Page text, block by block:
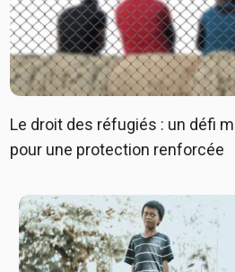
Le droit des réfugiés : un défi
pour une protection renforcée